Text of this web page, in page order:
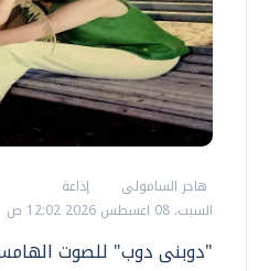
هاجر السامولى
إذاعة
السبت، 08 اغسطس 2026 12:02 ص
"دوبنى دوب" للصوت